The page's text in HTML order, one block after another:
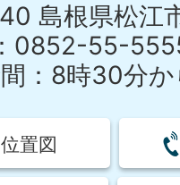
島根県松江
0852-55-
：8時30分
置図